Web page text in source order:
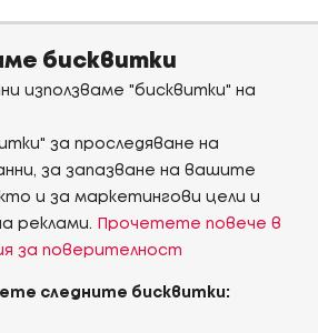
бисквитки
използваме "бисквитки" на
за проследяване на
за запазване на вашите
и за маркетингови цели и
реклами.
Прочетете повече в
за поверителност
следните бисквитки: